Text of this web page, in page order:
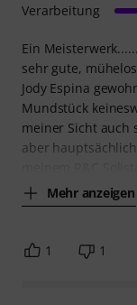
Ein
sehr gute,
Jody Espina
Mundstück
meiner Sicht auch
aber
Mehr anzeigen
Verarbeitung
1 1